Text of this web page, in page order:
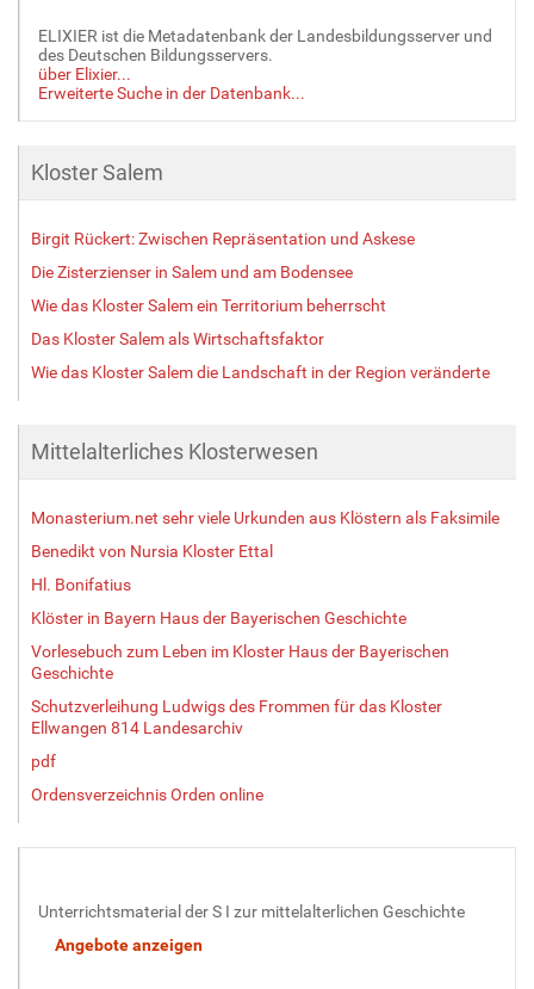
G
ö
…
ELIXIER ist die Metadatenbank der Landesbildungsserver und
des Deutschen Bildungsservers.
über Elixier...
Erweiterte Suche in der Datenbank...
Kloster Salem
Birgit Rückert: Zwischen Repräsentation und Askese
Die Zisterzienser in Salem und am Bodensee
Wie das Kloster Salem ein Territorium beherrscht
Das Kloster Salem als Wirtschaftsfaktor
Wie das Kloster Salem die Landschaft in der Region veränderte
Mittelalterliches Klosterwesen
Monasterium.net sehr viele Urkunden aus Klöstern als Faksimile
Benedikt von Nursia Kloster Ettal
Hl. Bonifatius
Klöster in Bayern Haus der Bayerischen Geschichte
Vorlesebuch zum Leben im Kloster Haus der Bayerischen
Geschichte
Schutzverleihung Ludwigs des Frommen für das Kloster
Ellwangen 814 Landesarchiv
pdf
Ordensverzeichnis Orden online
Unterrichtsmaterial der S I zur mittelalterlichen Geschichte